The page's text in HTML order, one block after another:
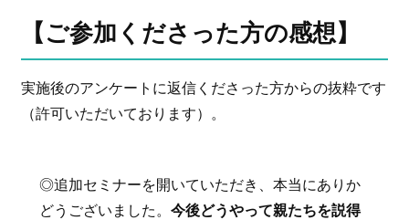
【ご参加くださった方の感想】
実施後のアンケートに返信くださった方からの抜粋です
（許可いただいております）。
◎追加セミナーを開いていただき、本当にありか
どうございました。 今後どうやって親たちを説得